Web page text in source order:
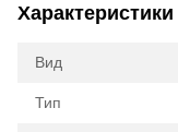
Характеристики
Вид
Тип